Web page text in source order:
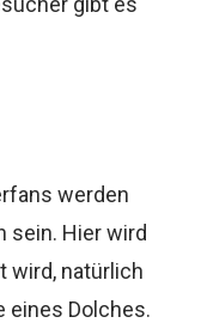
werden
sein. Hier wird
wird, natürlich
eines Dolches.